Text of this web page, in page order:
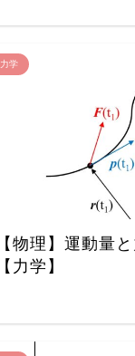
力学
【物理】運動量
【力学】